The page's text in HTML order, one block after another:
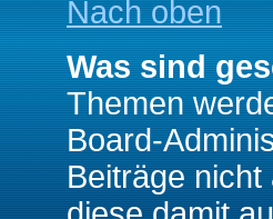
Nach oben
Was sind
Themen
Board-
Beiträge